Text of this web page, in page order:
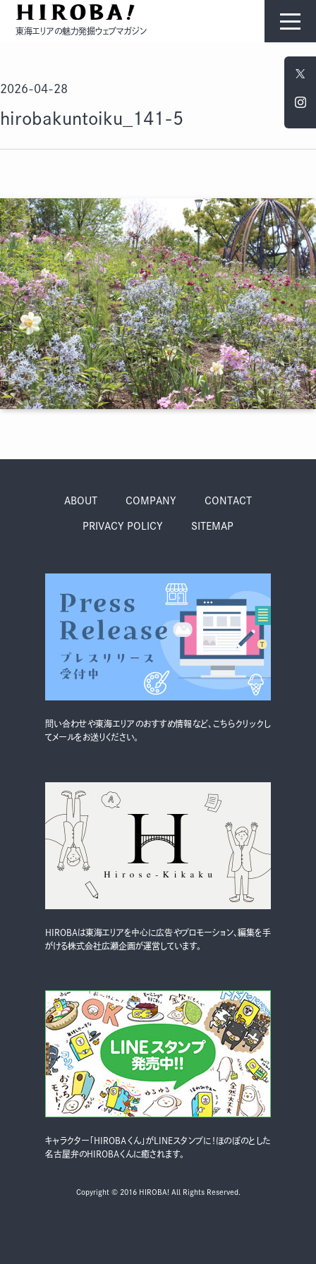
東海エリアの魅力発掘ウェブマガジン
コンテンツ
モノ ひと
季節・まち まち・スポット
グルメ・まち イベント
お問い合わせ
検索する
CLOSE
2026-04-28
hirobakuntoiku_141-5
ABOUT COMPANY CONTACT
PRIVACY POLICY SITEMAP
問い合わせや東海エリアのおすすめ情報など、こちらクリックし
てメールをお送りください。
HIROBAは東海エリアを中心に広告やプロモーション、編集を手
がける株式会社広瀬企画が運営しています。
キャラクター「HIROBAくん」がLINEスタンプに！ほのぼのとした
名古屋弁のHIROBAくんに癒されます。
Copyright © 2016 HIROBA! All Rights Reserved.